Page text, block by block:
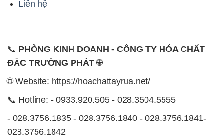
Liên hệ
📞 PHÒNG KINH DOANH - CÔNG TY HÓA CHẤT
ĐẮC TRƯỜNG PHÁT🌐
🌐 Website: https://hoachattayrua.net/
📞 Hotline: - 0933.920.505 - 028.3504.5555
- 028.3756.1835 - 028.3756.1840 - 028.3756.1841-
028.3756.1842